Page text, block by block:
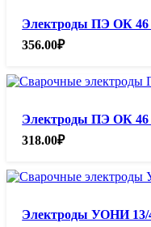
Электроды ПЭ ОК 46
356.00₽
Электроды ПЭ ОК 46
318.00₽
Электроды УОНИ 13/